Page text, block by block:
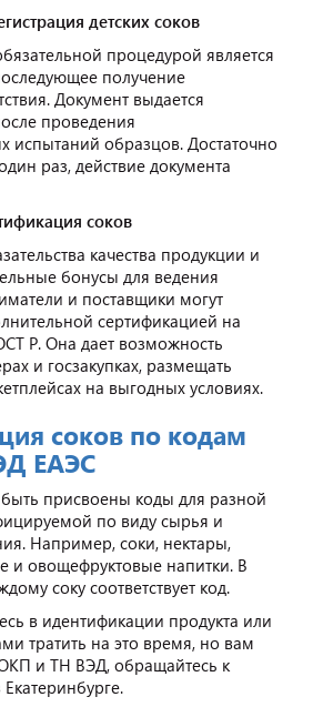
детских соков
процедурой является
получение
Документ выдается
проведения
испытаний образцов. Достаточно
раз, действие документа
соков
качества продукции и
бонусы для ведения
и поставщики могут
сертификацией на
Р. Она дает возможность
и госзакупках, размещать
на выгодных условиях.
соков по кодам
ЕАЭС
присвоены коды для разной
по виду сырья и
Например, соки, нектары,
овощефруктовые напитки. В
соку соответствует код.
в идентификации продукта или
тратить на это время, но вам
и ТН ВЭД, обращайтесь к